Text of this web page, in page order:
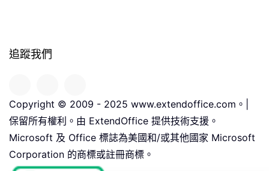
追蹤我們
Copyright © 2009 - 2025 www.extendoffice.com。|
保留所有權利。由 ExtendOffice 提供技術支援。
Microsoft 及 Office 標誌為美國和/或其他國家 Microsoft
Corporation 的商標或註冊商標。